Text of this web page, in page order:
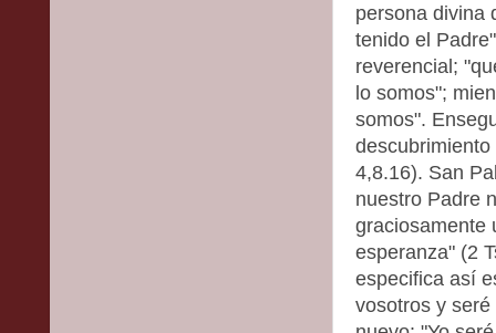
persona divina
tenido el
reverencial;
lo somos";
somos".
descubrimiento
4,8.16). San
nuestro Padre
graciosamente
esperanza" (2
especifica así
vosotros y